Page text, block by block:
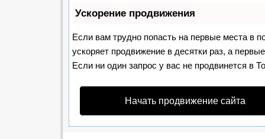
Ускорение продвижения
Если вам трудно попасть на первые места в
ускоряет продвижение в десятки раз, а
Если ни один запрос у вас не продвинется в
Начать продвижение сайта